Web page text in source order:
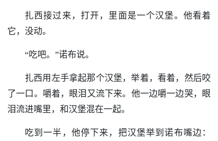
扎西接过来，打开，里面是一个汉堡。他看着
它，没动。
“吃吧。”诺布说。
扎西用左手拿起那个汉堡，举着，看着，然后咬
了一口。嚼着，眼泪又流下来。他一边嚼一边哭，眼
泪流进嘴里，和汉堡混在一起。
吃到一半，他停下来，把汉堡举到诺布嘴边：